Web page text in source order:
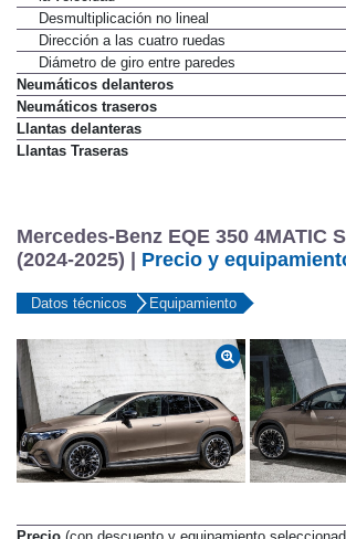
la velocidad
Desmultiplicación no lineal
Dirección a las cuatro ruedas
Diámetro de giro entre paredes
Neumáticos delanteros
Neumáticos traseros
Llantas delanteras
Mercedes-Benz EQE 350 4MATIC
(2024-2025) |
Precio y equipamiento